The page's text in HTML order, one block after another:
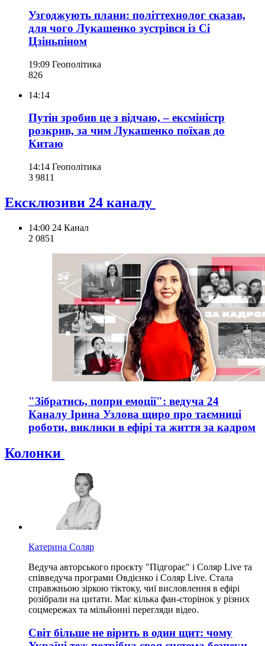
Узгоджують плани: політтехнолог сказав,
для чого Лукашенко зустрівся із Сі
Цзіньпіном
19:09 Геополітика
826
14:14
Путін зробив це з відчаю, – ексміністр
розкрив, за чим Лукашенко поїхав до
Китаю
14:14 Геополітика
3 981 1
Ексклюзиви 24 каналу
14:00 24 Канал
2 0851
"Зібратись, попри емоції": ведуча 24
Каналу Ірина Узлова щиро про таємниці
роботи, виклики в ефірі та життя за кадром
Колонки
Катерина Соляр
Ведуча авторського проєкту "Підгорає" і Соляр Live та
співведуча програми Овдієнко і Соляр Live. Стала
справжньою зіркою тіктоку, чиї висловлення в ефірі
розібрали на цитати. Має кілька фан-сторінок у різних
соцмережах та мільйонні перегляди відео.
Світ більше не вірить в один щит: чому